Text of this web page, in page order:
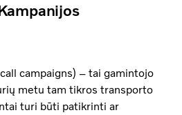
campaigns) – tai gamintojo
metu tam tikros transporto
turi būti patikrinti ar